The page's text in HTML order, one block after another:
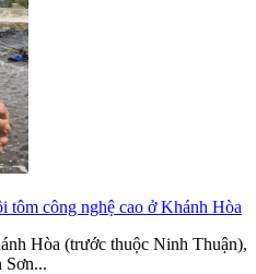
tôm công nghệ cao ở Khánh Hòa
Hòa (trước thuộc Ninh Thuận),
Sơn...